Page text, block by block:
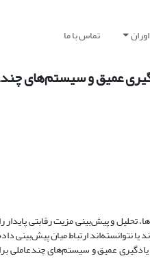
تماس با ما
عمیق و سیستم‌های
تحلیل و پیش‌بینی مزیت رقابتی پایدار
ارتباط میان پیش‌بینی
یادگیری عمیق و سیستم‌های چندعاملی